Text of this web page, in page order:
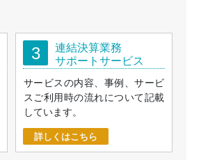
3
連結決算業務
サポートサービス
サービスの内容、事例、サービ
スご利用時の流れについて記載
しています。
詳しくはこちら